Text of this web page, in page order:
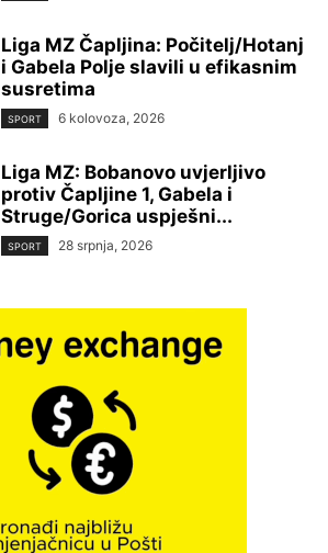
Liga MZ Čapljina: Počitelj/Hotanj
i Gabela Polje slavili u efikasnim
susretima
SPORT 6 kolovoza, 2026
Liga MZ: Bobanovo uvjerljivo
protiv Čapljine 1, Gabela i
Struge/Gorica uspješni...
SPORT 28 srpnja, 2026